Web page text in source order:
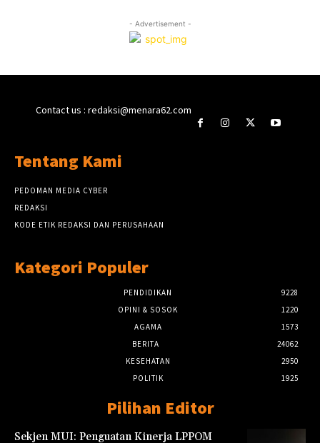
- Advertisement -
Contact us : redaksi@menara62.com
Tentang Kami
PEDOMAN MEDIA CYBER
REDAKSI
KODE ETIK REDAKSI DAN PERUSAHAAN
Kategori Populer
PENDIDIKAN
9228
OPINI & SOSOK
1220
AGAMA
1573
BERITA
24062
KESEHATAN
2950
POLITIK
1925
Pilihan Editor
Sekjen MUI: Penguatan Kinerja LPPOM